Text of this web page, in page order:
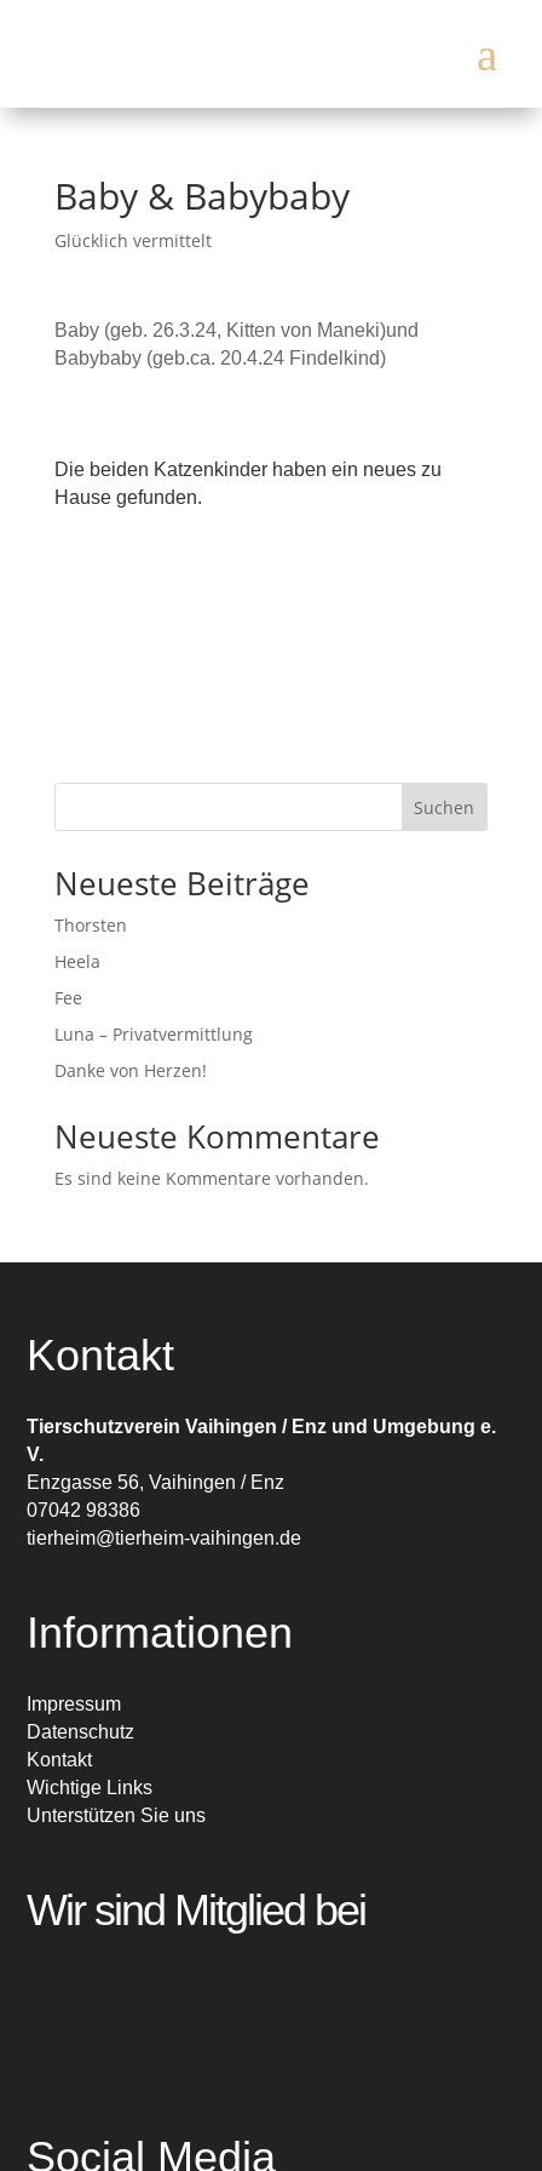
a
Baby & Babybaby
Glücklich vermittelt
Baby (geb. 26.3.24, Kitten von Maneki)und
Babybaby (geb.ca. 20.4.24 Findelkind)
Die beiden Katzenkinder haben ein neues zu
Hause gefunden.
Suchen
Neueste Beiträge
Thorsten
Heela
Fee
Luna – Privatvermittlung
Danke von Herzen!
Neueste Kommentare
Es sind keine Kommentare vorhanden.
Kontakt
Tierschutzverein Vaihingen / Enz und Umgebung e.
V.
Enzgasse 56, Vaihingen / Enz
07042 98386
tierheim@tierheim-vaihingen.de
Informationen
Impressum
Datenschutz
Kontakt
Wichtige Links
Unterstützen Sie uns
Wir sind Mitglied bei
Social Media